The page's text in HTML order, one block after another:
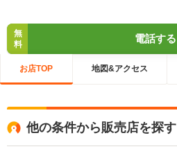
無
料
電話する
お店TOP 地図&アクセス
他の条件から販売店を探す